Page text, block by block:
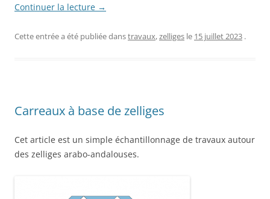
Continuer la lecture →
Cette entrée a été publiée danstravaux,zelliges le 15 juillet 2023 .
Carreaux à base de zelliges
Cet article est un simple échantillonnage de travaux autour
des zelliges arabo-andalouses.